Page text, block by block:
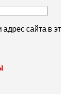
сайта в